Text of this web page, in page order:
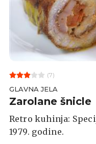
(7)
GLAVNA JELA
Zarolane šnicle
Retro kuhinja:
1979. godine.